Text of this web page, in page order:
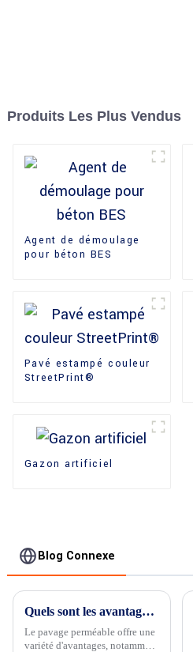
Produits Les Plus Vendus
Agent de démoulage
pour béton BES
Pavé estampé couleur
StreetPrint®
Gazon artificiel
Blog Connexe
Quels sont les avantages du pavage perméable ?
Le pavage perméable offre une
variété d'avantages, notamment